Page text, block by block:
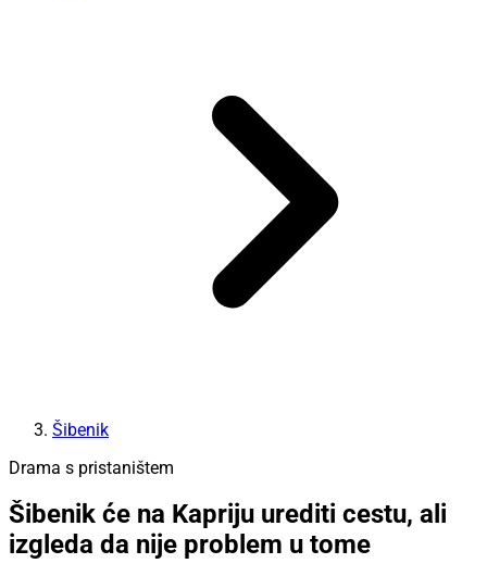
Šibenik
Drama s pristaništem
Šibenik će na Kapriju urediti cestu, ali
izgleda da nije problem u tome